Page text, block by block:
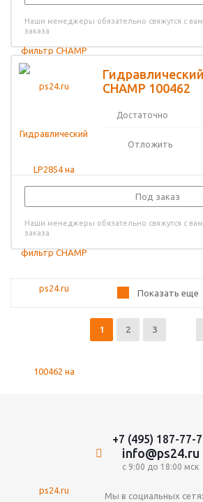
Наши менеджеры обязательно свяжутся с
заказа
CHAMP 100462
Достаточно
Отложить
Под заказ
Наши менеджеры обязательно свяжутся с
заказа
Показать еще
1 2 3
+7 (495) 187-77-
info@ps24.ru
с 9:00 до 18:00 мск
Мы в социальных